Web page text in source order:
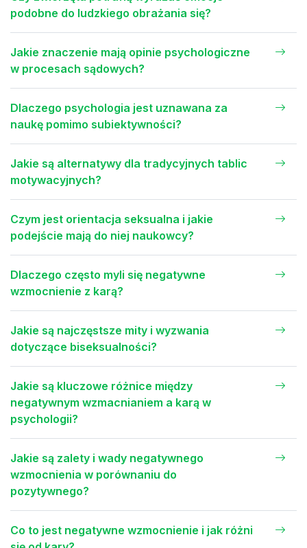
podobne do ludzkiego obrażania się?
Jakie znaczenie mają opinie psychologiczne
w procesach sądowych?
Dlaczego psychologia jest uznawana za
naukę pomimo subiektywności?
Jakie są alternatywy dla tradycyjnych tablic
motywacyjnych?
Czym jest orientacja seksualna i jakie
podejście mają do niej naukowcy?
Dlaczego często myli się negatywne
wzmocnienie z karą?
Jakie są najczęstsze mity i wyzwania
dotyczące biseksualności?
Jakie są kluczowe różnice między
negatywnym wzmacnianiem a karą w
psychologii?
Jakie są zalety i wady negatywnego
wzmocnienia w porównaniu do
pozytywnego?
Co to jest negatywne wzmocnienie i jak różni